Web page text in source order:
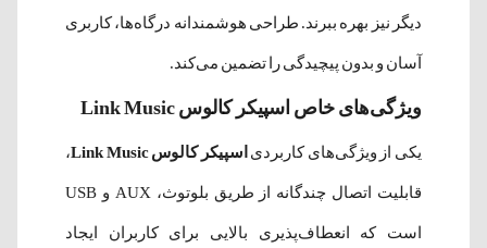
دیگر نیز بهره ببرند. طراحی هوشمندانه درگاه‌ها، کاربری
آسان و بدون پیچیدگی را تضمین می‌کند.
ویژگی‌های خاص اسپیکر کالوس Link Music
یکی از ویژگی‌های کاربردی اسپیکر کالوس Link Music ،
قابلیت اتصال چندگانه از طریق بلوتوث، AUX و USB
است که انعطاف‌پذیری بالایی برای کاربران ایجاد